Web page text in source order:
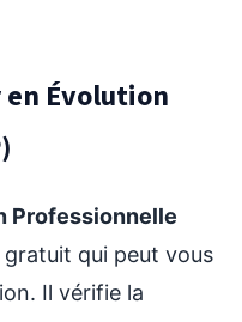
Évolution
Professionnelle
qui peut vous
Il vérifie la